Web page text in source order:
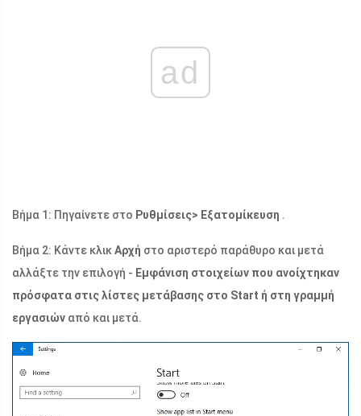
ad
Βήμα 1: Πηγαίνετε στο Ρυθμίσεις> Εξατομίκευση .
Βήμα 2: Κάντε κλικΑρχή στο αριστερό παράθυρο και μετά
αλλάξτε την επιλογή - Εμφάνιση στοιχείων που ανοίχτηκαν
πρόσφατα στις λίστες μετάβασης στο Start ή στη γραμμή
εργασιών από και μετά.